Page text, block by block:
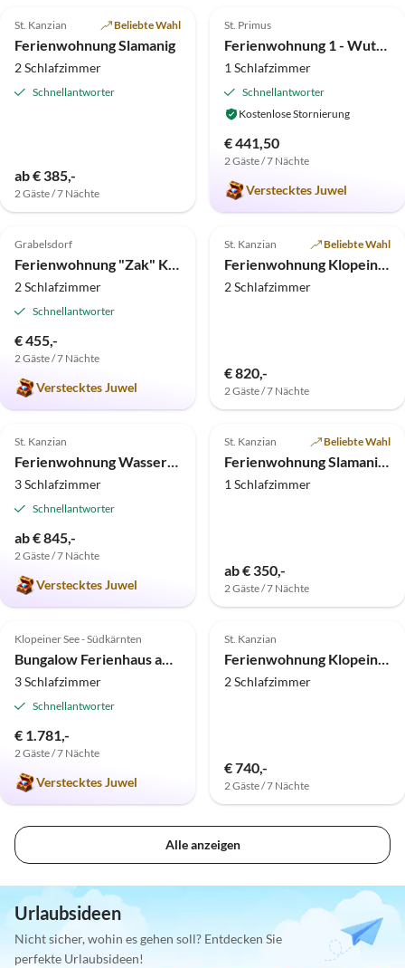
St. Kanzian Beliebte Wahl
Ferienwohnung Slamanig
2 Schlafzimmer
Schnellantworter
ab € 385,-
2 Gäste / 7 Nächte
St. Primus
Ferienwohnung 1 - Wutte Josefine
1 Schlafzimmer
Schnellantworter
Kostenlose Stornierung
€ 441,50
2 Gäste / 7 Nächte
Verstecktes Juwel
4.9 (8)
Grabelsdorf
Ferienwohnung "Zak" Klopeiner See
2 Schlafzimmer
Schnellantworter
€ 455,-
2 Gäste / 7 Nächte
Verstecktes Juwel
Top-Inserat
4.2 (6)
St. Kanzian Beliebte Wahl
Ferienwohnung Klopeinersee, Turnersee
2 Schlafzimmer
€ 820,-
2 Gäste / 7 Nächte
5.0 (6)
St. Kanzian
Ferienwohnung Wassertheurer
3 Schlafzimmer
Schnellantworter
ab € 845,-
2 Gäste / 7 Nächte
Verstecktes Juwel
5.0 (2)
St. Kanzian Beliebte Wahl
Ferienwohnung Slamanig am Klopeiner See
1 Schlafzimmer
ab € 350,-
2 Gäste / 7 Nächte
Top-Inserat
5.0 (1)
Klopeiner See - Südkärnten
Bungalow Ferienhaus am Linsendorfer See
3 Schlafzimmer
Schnellantworter
€ 1.781,-
2 Gäste / 7 Nächte
Verstecktes Juwel
St. Kanzian
Ferienwohnung Klopeinersee-Turnersee
2 Schlafzimmer
€ 740,-
2 Gäste / 7 Nächte
Alle anzeigen
Urlaubsideen
Nicht sicher, wohin es gehen soll? Entdecken Sie
perfekte Urlaubsideen!